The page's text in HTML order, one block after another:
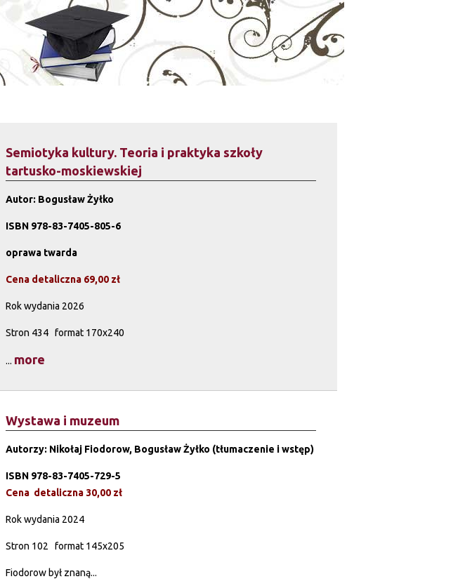
Semiotyka kultury. Teoria i praktyka szkoły
tartusko-moskiewskiej
Autor: Bogusław Żyłko
ISBN 978-83-7405-805-6
oprawa twarda
Cena detaliczna 69,00 zł
Rok wydania 2026
Stron 434 format 170x240
... more
Wystawa i muzeum
Autorzy: Nikołaj Fiodorow, Bogusław Żyłko (tłumaczenie i wstęp)
ISBN 978-83-7405-729-5
Cena detaliczna 30,00 zł
Rok wydania 2024
Stron 102 format 145x205
Fiodorow był znaną...